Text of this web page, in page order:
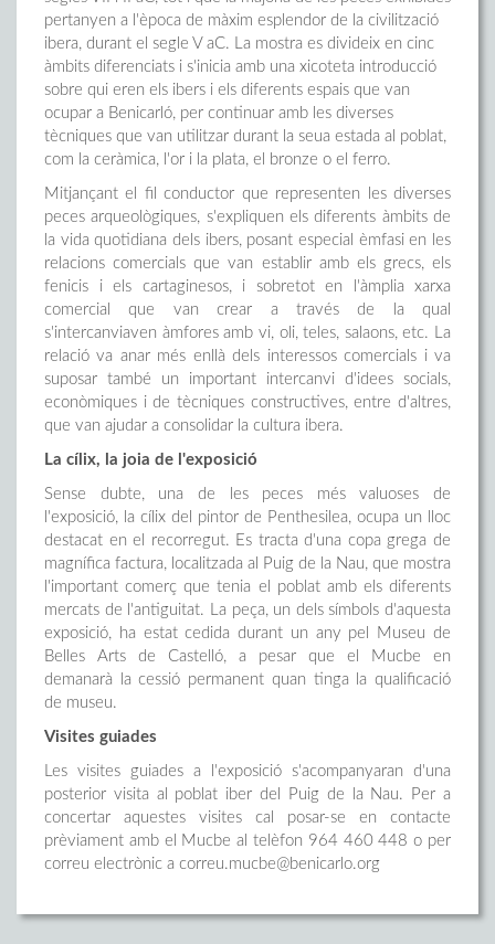
pertanyen a l'època de màxim esplendor de la civilització
ibera, durant el segle V aC. La mostra es divideix en cinc
àmbits diferenciats i s'inicia amb una xicoteta introducció
sobre qui eren els ibers i els diferents espais que van
ocupar a Benicarló, per continuar amb les diverses
tècniques que van utilitzar durant la seua estada al poblat,
com la ceràmica, l'or i la plata, el bronze o el ferro.
Mitjançant el fil conductor que representen les diverses
peces arqueològiques, s'expliquen els diferents àmbits de
la vida quotidiana dels ibers, posant especial èmfasi en les
relacions comercials que van establir amb els grecs, els
fenicis i els cartaginesos, i sobretot en l'àmplia xarxa
comercial que van crear a través de la qual
s'intercanviaven àmfores amb vi, oli, teles, salaons, etc. La
relació va anar més enllà dels interessos comercials i va
suposar també un important intercanvi d'idees socials,
econòmiques i de tècniques constructives, entre d'altres,
que van ajudar a consolidar la cultura ibera.
La cílix, la joia de l'exposició
Sense dubte, una de les peces més valuoses de
l'exposició, la cílix del pintor de Penthesilea, ocupa un lloc
destacat en el recorregut. Es tracta d'una copa grega de
magnífica factura, localitzada al Puig de la Nau, que mostra
l'important comerç que tenia el poblat amb els diferents
mercats de l'antiguitat. La peça, un dels símbols d'aquesta
exposició, ha estat cedida durant un any pel Museu de
Belles Arts de Castelló, a pesar que el Mucbe en
demanarà la cessió permanent quan tinga la qualificació
de museu.
Visites guiades
Les visites guiades a l'exposició s'acompanyaran d'una
posterior visita al poblat iber del Puig de la Nau. Per a
concertar aquestes visites cal posar-se en contacte
prèviament amb el Mucbe al telèfon 964 460 448 o per
correu electrònic a correu.mucbe@benicarlo.org